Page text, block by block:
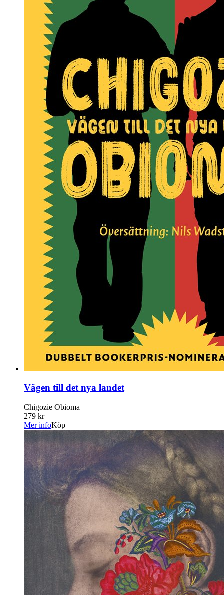
Vägen till det nya landet
Chigozie Obioma
279 kr
Mer infoKöp